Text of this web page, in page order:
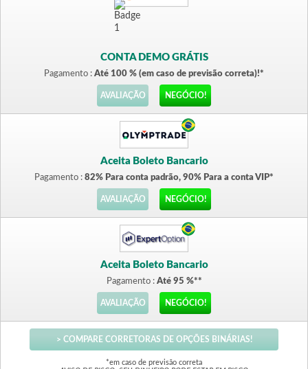
CONTA DEMO GRÁTIS
Pagamento : Até 100 % (em caso de previsão correta)!*
AVALIAÇÃO NEGÓCIO!
Aceita Boleto Bancario
Pagamento : 82% Para conta padrão, 90% Para a conta VIP*
AVALIAÇÃO NEGÓCIO!
Aceita Boleto Bancario
Pagamento : Até 95 %**
AVALIAÇÃO NEGÓCIO!
> COMPARE CORRETORAS DE OPÇÕES BINÁRIAS!
*em caso de previsão correta